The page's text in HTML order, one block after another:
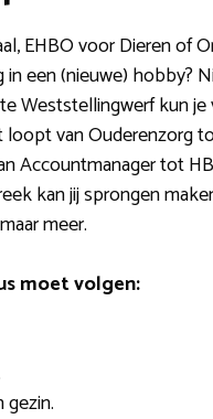
EHBO voor Dieren of
een (nieuwe) hobby?
Weststellingwerf kun
van Ouderenzorg
Accountmanager tot
kan jij sprongen
meer.
moet volgen: